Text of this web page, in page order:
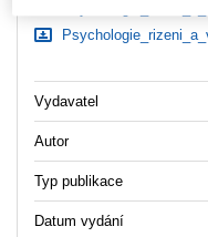
Vydavatel
Autor
Typ publikace
Datum vydání